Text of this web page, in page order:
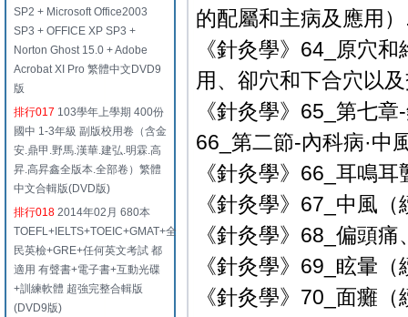
SP2 + Microsoft Office2003
SP3 + OFFICE XP SP3 +
Norton Ghost 15.0 + Adobe
Acrobat XI Pro 繁體中文DVD9
版
排行017 103學年上學期 400份
國中 1-3年級 副版校用卷（含金
安.鼎甲.野馬.漢華.建弘.明霖.高
昇.高昇鑫全版本.全部卷）繁體
中文合輯版(DVD版)
排行018 2014年02月 680本
TOEFL+IELTS+TOEIC+GMAT+全
民英檢+GRE+任何英文考試 都
適用 有聲書+電子書+互動光碟
+訓練軟體 超強完整合輯版
(DVD9版)
的配屬和主病及應用
《針灸學》64_原穴
用、卻穴和下合穴以
《針灸學》65_第七
66_第二節-內科病·中
《針灸學》66_耳鳴
《針灸學》67_中風
《針灸學》68_偏頭
《針灸學》69_眩暈
《針灸學》70_面癱